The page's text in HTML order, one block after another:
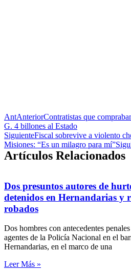
AntAnteriorContratistas que
G. 4 billones al Estado
SiguienteFiscal sobrevive a violento
Misiones: “Es un milagro para mí”
Artículos Relacionados
Dos presuntos autores de
detenidos en Hernandarias y
robados
Dos hombres con antecedentes
agentes de la Policía Nacional en el
Hernandarias, en el marco de una
Leer Más »